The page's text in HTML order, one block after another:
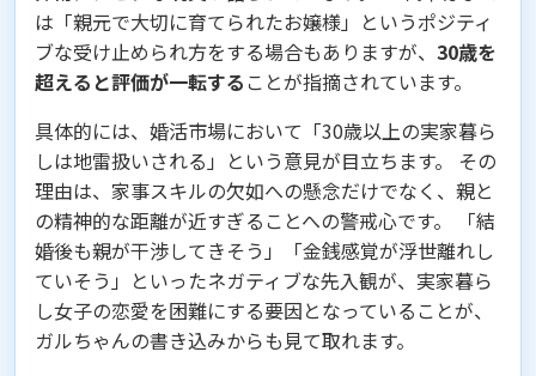
は「親元で大切に育てられたお嬢様」というポジティ
ブな受け止められ方をする場合もありますが、 30歳を
超えると評価が一転する ことが指摘されています。
具体的には、婚活市場において「30歳以上の実家暮ら
しは地雷扱いされる」という意見が目立ちます。 その
理由は、家事スキルの欠如への懸念だけでなく、親と
の精神的な距離が近すぎることへの警戒心です。 「結
婚後も親が干渉してきそう」「金銭感覚が浮世離れし
ていそう」といったネガティブな先入観が、実家暮ら
し女子の恋愛を困難にする要因となっていることが、
ガルちゃんの書き込みからも見て取れます。